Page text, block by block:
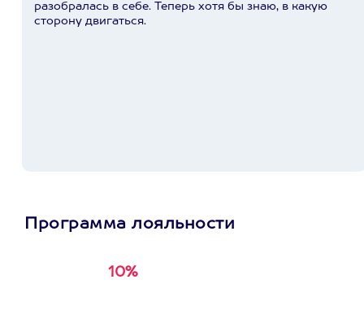
разобралась в себе. Теперь хотя бы знаю, в какую
сторону двигаться.
Программа лояльности
10%